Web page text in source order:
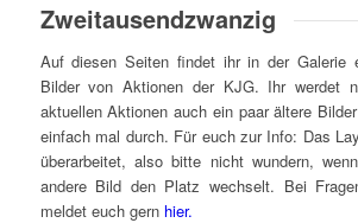
Zweitausendzwanzig
Auf diesen Seiten findet ihr in der Galerie
Bilder von Aktionen der KJG. Ihr werdet
aktuellen Aktionen auch ein paar ältere
einfach mal durch. Für euch zur Info: Das
überarbeitet, also bitte nicht wundern,
andere Bild den Platz wechselt. Bei
meldet euch gern hier.